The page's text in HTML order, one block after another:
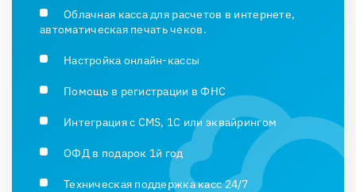
Облачная касса для расчетов в интернете,
автоматическая печать чеков.
Настройка онлайн-кассы
Помощь в регистрации в ФНС
Интеграция с CMS, 1С или эквайрингом
ОФД в подарок 1й год
Техническая поддержка касс 24/7